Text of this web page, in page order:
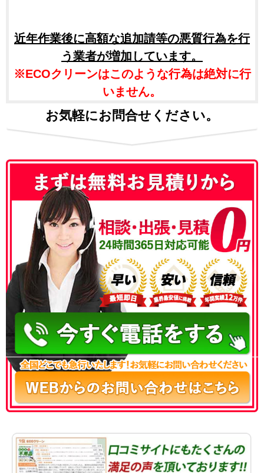
近年作業後に高額な追加請等の悪質行為を行
う業者が増加しています。
※ECOクリーンはこのような行為は絶対に行
いません。
お気軽にお問合せください。
050-3186-4780